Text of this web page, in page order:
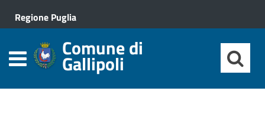
Regione Puglia
Comune di
Gallipoli